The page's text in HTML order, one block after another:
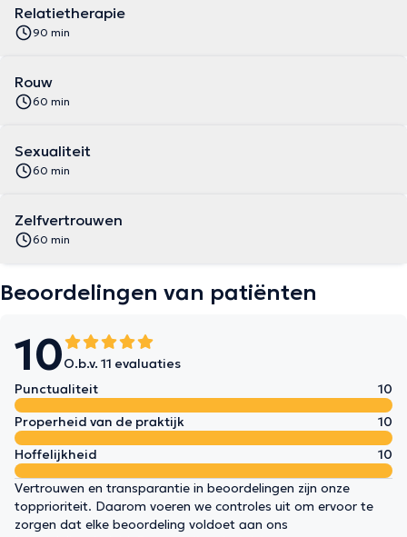
Relatietherapie
90 min
Rouw
60 min
Sexualiteit
60 min
Zelfvertrouwen
60 min
Beoordelingen van patiënten
10O.b.v. 11 evaluaties
Punctualiteit
10
Properheid van de praktijk
10
Hoffelijkheid
10
Vertrouwen en transparantie in beoordelingen zijn onze
topprioriteit. Daarom voeren we controles uit om ervoor te
zorgen dat elke beoordeling voldoet aan ons